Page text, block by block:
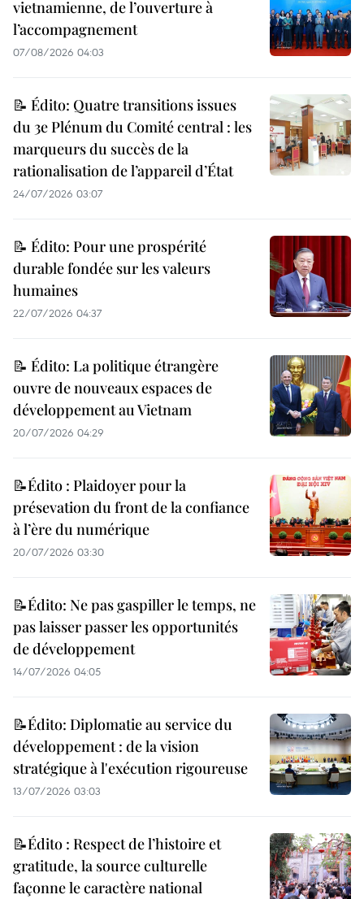
vietnamienne, de l’ouverture à
l’accompagnement
07/08/2026 04:03
📝 Édito: Quatre transitions issues
du 3e Plénum du Comité central : les
marqueurs du succès de la
rationalisation de l’appareil d’État
24/07/2026 03:07
📝 Édito: Pour une prospérité
durable fondée sur les valeurs
humaines
22/07/2026 04:37
📝 Édito: La politique étrangère
ouvre de nouveaux espaces de
développement au Vietnam
20/07/2026 04:29
📝Édito : Plaidoyer pour la
présevation du front de la confiance
à l’ère du numérique
20/07/2026 03:30
📝Édito: Ne pas gaspiller le temps, ne
pas laisser passer les opportunités
de développement
14/07/2026 04:05
📝Édito: Diplomatie au service du
développement : de la vision
stratégique à l'exécution rigoureuse
13/07/2026 03:03
📝Édito : Respect de l’histoire et
gratitude, la source culturelle
façonne le caractère national